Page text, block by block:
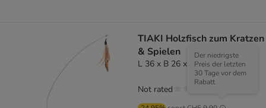
TIAKI Holzfisch zum Kratzen
& Spielen
L 36 x B 26 x H 4 cm
Der niedrigste
Preis der letzten
30 Tage vor dem
Rabatt
Not rated